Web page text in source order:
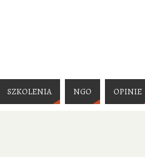
SZKOLENIA NGO OPINIE